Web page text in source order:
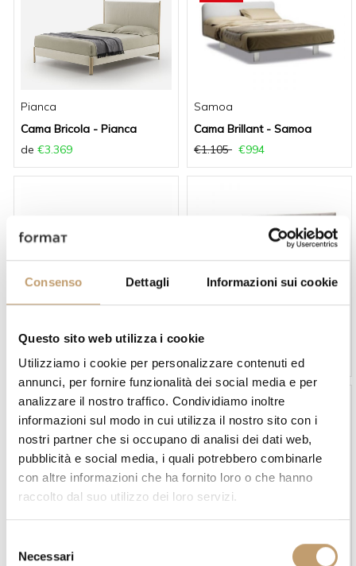
Consenso Dettagli Informazioni sui cookie
Questo sito web utilizza i cookie
Utilizziamo i cookie per personalizzare contenuti ed
annunci, per fornire funzionalità dei social media e per
analizzare il nostro traffico. Condividiamo inoltre
informazioni sul modo in cui utilizza il nostro sito con i
nostri partner che si occupano di analisi dei dati web,
pubblicità e social media, i quali potrebbero combinarle
con altre informazioni che ha fornito loro o che hanno
raccolto dal suo utilizzo dei loro servizi.
Necessari
Pianca
Cama Bricola - Pianca
de €3.369
Samoa
Cama Brillant - Samoa
€1.105
€994
Cama Cestone - Flexform
Precio a consultar
Cama Chance - Dèsirèe
Precio a consultar
Cama Chic - Samoa